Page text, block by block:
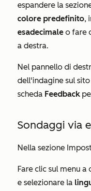
espandere la
colore predefinito,
esadecimale o fare
a destra.
Nel pannello di
dell'indagine sul
scheda Feedback
Sondaggi via
Nella sezione
Fare clic sul menu a
e selezionare la